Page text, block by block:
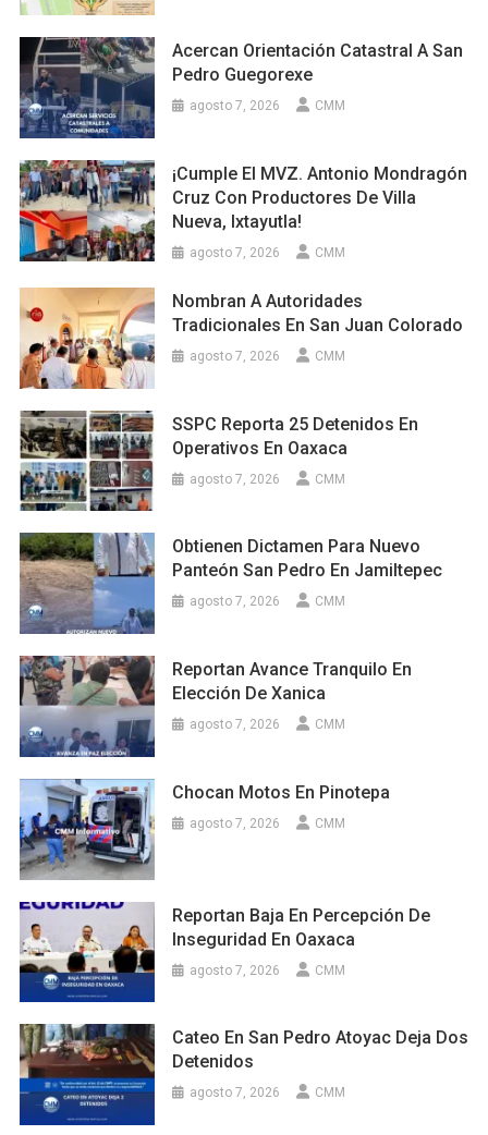
Acercan Orientación Catastral A San
Pedro Guegorexe
agosto 7, 2026 CMM
¡Cumple El MVZ. Antonio Mondragón
Cruz Con Productores De Villa
Nueva, Ixtayutla!
agosto 7, 2026 CMM
Nombran A Autoridades
Tradicionales En San Juan Colorado
agosto 7, 2026 CMM
SSPC Reporta 25 Detenidos En
Operativos En Oaxaca
agosto 7, 2026 CMM
Obtienen Dictamen Para Nuevo
Panteón San Pedro En Jamiltepec
agosto 7, 2026 CMM
Reportan Avance Tranquilo En
Elección De Xanica
agosto 7, 2026 CMM
Chocan Motos En Pinotepa
agosto 7, 2026 CMM
Reportan Baja En Percepción De
Inseguridad En Oaxaca
agosto 7, 2026 CMM
Cateo En San Pedro Atoyac Deja Dos
Detenidos
agosto 7, 2026 CMM